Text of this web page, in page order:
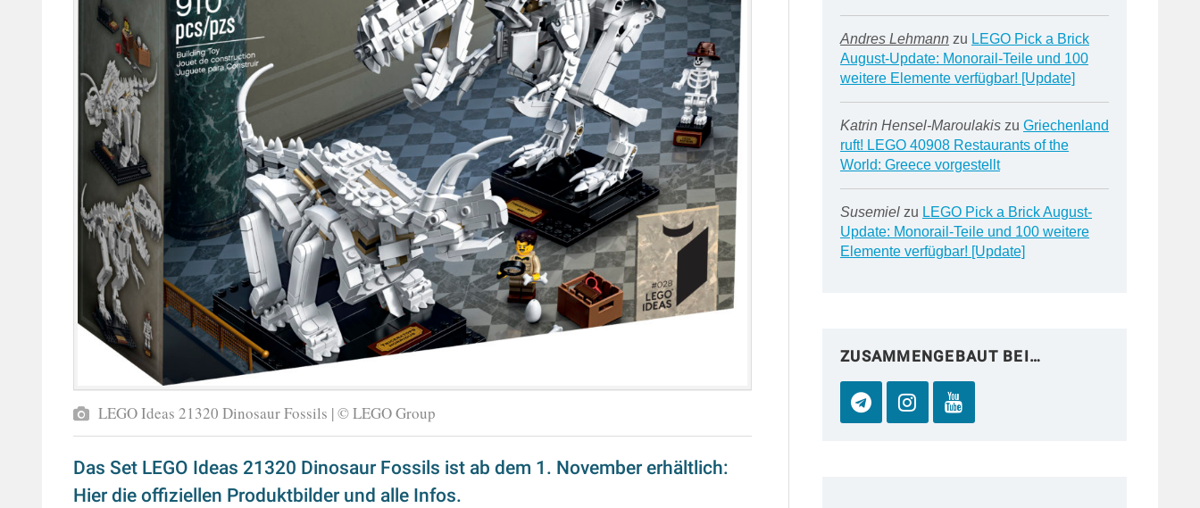
LEGO Ideas 21320 Dinosaur Fossils | © LEGO Group
Das Set LEGO Ideas 21320 Dinosaur Fossils ist ab dem 1. November erhältlich:
Hier die offiziellen Produktbilder und alle Infos.
Andres Lehmannzu LEGO Pick a Brick
August-Update: Monorail-Teile und 100
weitere Elemente verfügbar! [Update]
Katrin Hensel-Maroulakiszu Griechenland
ruft! LEGO 40908 Restaurants of the
World: Greece vorgestellt
Susemielzu LEGO Pick a Brick August-
Update: Monorail-Teile und 100 weitere
Elemente verfügbar! [Update]
ZUSAMMENGEBAUT BEI…